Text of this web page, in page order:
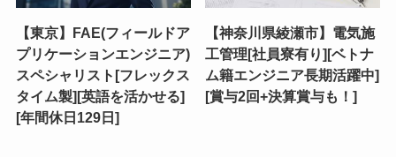
【東京】FAE(フィールドア
プリケーションエンジニア)
スペシャリスト[フレックス
タイム製][英語を活かせる]
[年間休日129日]
【神奈川県綾瀬市】電気施
工管理[社員寮有り][ベトナ
ム籍エンジニア長期活躍中]
[賞与2回+決算賞与も！]